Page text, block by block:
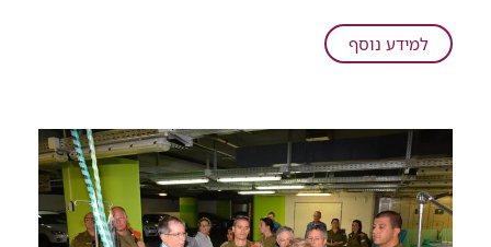
ישראלי למידע נוסףעל
נובל
לרפואה
מקדם
מחקר
ישראלי